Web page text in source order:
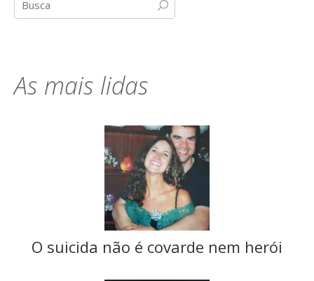
As mais lidas
O suicida não é covarde nem herói